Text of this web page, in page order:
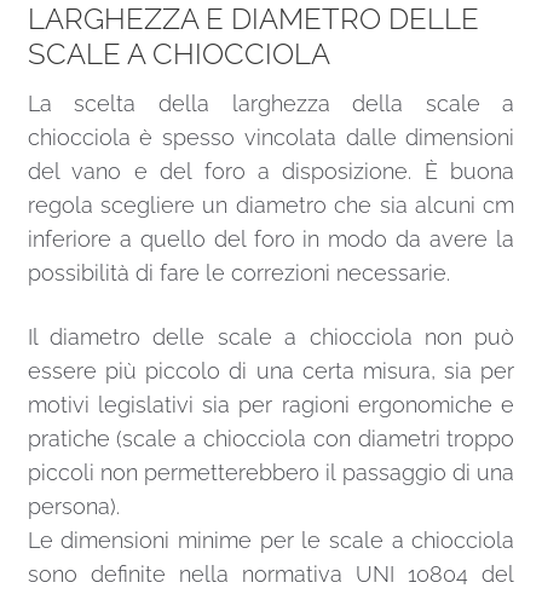
LARGHEZZA E DIAMETRO DELLE
SCALE A CHIOCCIOLA
La scelta della larghezza della scale a
chiocciola è spesso vincolata dalle dimensioni
del vano e del foro a disposizione. È buona
regola scegliere un diametro che sia alcuni cm
inferiore a quello del foro in modo da avere la
possibilità di fare le correzioni necessarie.
Il diametro delle scale a chiocciola non può
essere più piccolo di una certa misura, sia per
motivi legislativi sia per ragioni ergonomiche e
pratiche (scale a chiocciola con diametri troppo
piccoli non permetterebbero il passaggio di una
persona).
Le dimensioni minime per le scale a chiocciola
sono definite nella normativa UNI 10804 del